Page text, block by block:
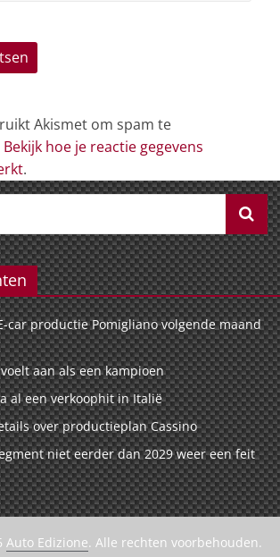
Akismet om spam te
Bekijk hoe je reactie gegevens
.
car productie Pomigliano volgende maand
aan als een kampioen
al een verkoophit in Italië
over productieplan Cassino
niet eerder dan 2029 weer een feit
Auto Edizione. Alle rechten voorbehouden.